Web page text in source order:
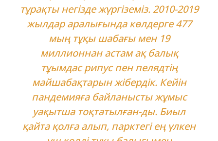
тұрақты негізде жүргіземіз. 2010-2019
жылдар аралығында көлдерге 477
мың тұқы шабағы мен 19
миллионнан астам ақ балық
тұымдас рипус пен пелядтің
майшабақтарын жібердік. Кейін
пандемияға байланысты жұмыс
уақытша тоқтатылған-ды. Биыл
қайта қолға алып, парктегі ең үлкен